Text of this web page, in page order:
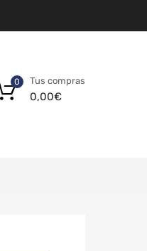
Tus compras
0,00€
0